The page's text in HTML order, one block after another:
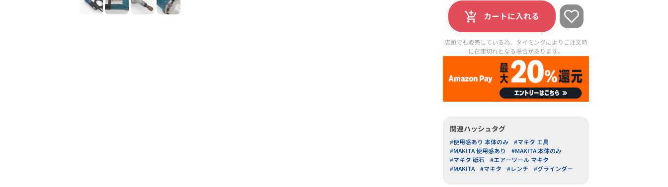
カートに入れる
店頭でも販売している為、タイミングによりご注文時
に在庫切れとなる場合があります。
関連ハッシュタグ
#使用感あり 本体のみ
#マキタ 工具
#MAKITA 使用感あり
#MAKITA 本体のみ
#マキタ 砥石
#エアーツール マキタ
#MAKITA
#マキタ #レンチ #グラインダー